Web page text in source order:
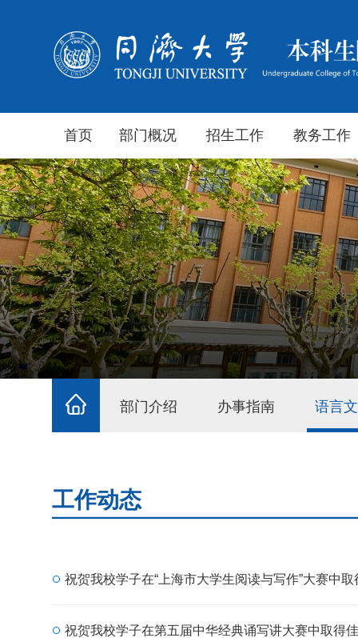
首页 部门概况 招生工作 教务工作
部门介绍 办事指南 语言
工作动态
祝贺我校学子在“上海市大学生阅读与写作”大赛中取
祝贺我校学子在第五届中华经典诵写讲大赛中取得